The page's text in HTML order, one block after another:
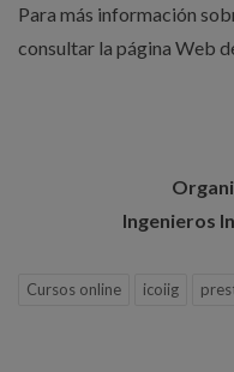
Para más información
consultar la página Web
Ingenieros
Cursos online icoiig